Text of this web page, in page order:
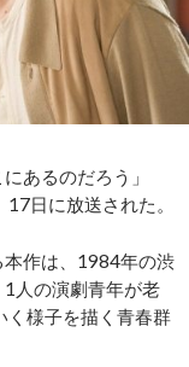
あるのだろう」
日に放送された。
作は、1984年の渋
人の演劇青年が老
く様子を描く青春群